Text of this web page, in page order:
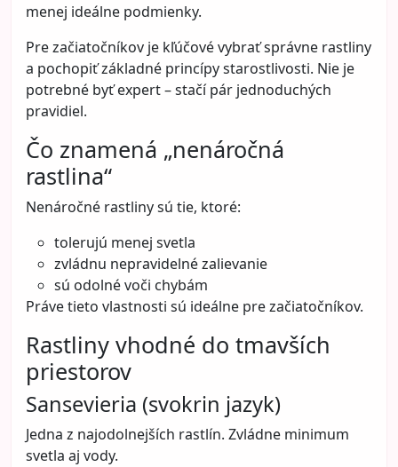
menej ideálne podmienky.
Pre začiatočníkov je kľúčové vybrať správne rastliny
a pochopiť základné princípy starostlivosti. Nie je
potrebné byť expert – stačí pár jednoduchých
pravidiel.
Čo znamená „nenáročná
rastlina“
Nenáročné rastliny sú tie, ktoré:
tolerujú menej svetla
zvládnu nepravidelné zalievanie
sú odolné voči chybám
Práve tieto vlastnosti sú ideálne pre začiatočníkov.
Rastliny vhodné do tmavších
priestorov
Sansevieria (svokrin jazyk)
Jedna z najodolnejších rastlín. Zvládne minimum
svetla aj vody.